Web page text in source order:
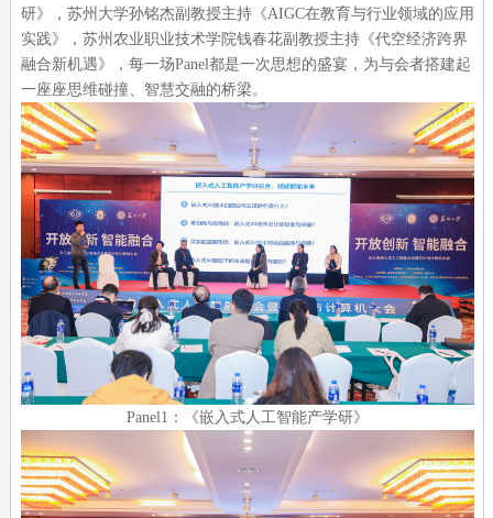
研》，苏州大学孙铭杰副教授主持《AIGC在教育与行业领域的应用
实践》，苏州农业职业技术学院钱春花副教授主持《代空经济跨界
融合新机遇》，每一场Panel都是一次思想的盛宴，为与会者搭建起
一座座思维碰撞、智慧交融的桥梁。
Panel1：《嵌入式人工智能产学研》